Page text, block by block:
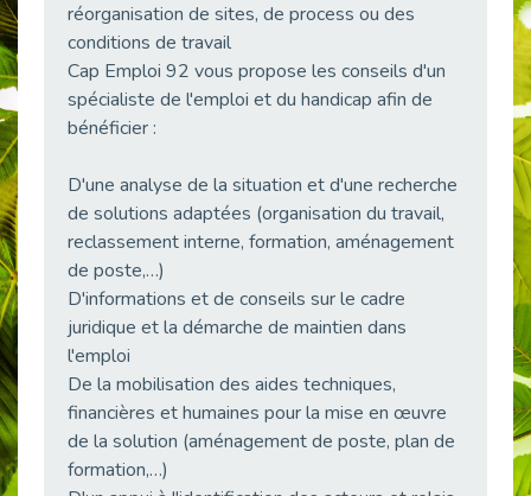
L'alternance : un tremplin vers l'emploi aussi pour les personnes en situation de handicap
Publié le 01/05/2026
Témoignage : Le parcours de Marc, 44 ans
Publié le 30/04/2026
Optimiser son CV lorsqu’on est en situation de handicap
Publié le 29/04/2026
Publié le 27/04/2026
Mobilisation pour l’alternance et le handicap
Publié le 24/04/2026
Handicap moteur et emploi : réussir ses recrutements vidéo
Publié le 23/04/2026
Publié le 22/04/2026
réorganisation de sites, de process ou des
conditions de travail
Cap Emploi 92 vous propose les conseils d'un
spécialiste de l'emploi et du handicap afin de
bénéficier :
D'une analyse de la situation et d'une recherche
de solutions adaptées (organisation du travail,
reclassement interne, formation, aménagement
de poste,…)
D'informations et de conseils sur le cadre
juridique et la démarche de maintien dans
l'emploi
De la mobilisation des aides techniques,
financières et humaines pour la mise en œuvre
de la solution (aménagement de poste, plan de
formation,…)